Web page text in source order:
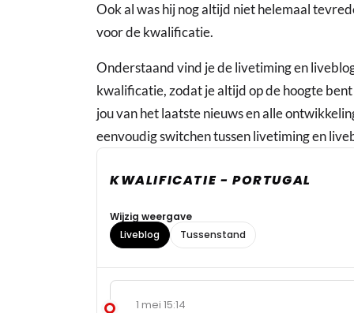
Ook al was hij nog altijd niet helemaal
voor de kwalificatie.
Onderstaand vind je de livetiming en
kwalificatie, zodat je altijd op de hoogte
jou van het laatste nieuws en alle
eenvoudig switchen tussen livetiming en
KWALIFICATIE - PORTUGAL
Wijzig weergave
Liveblog
Tussenstand
1 mei 15:14